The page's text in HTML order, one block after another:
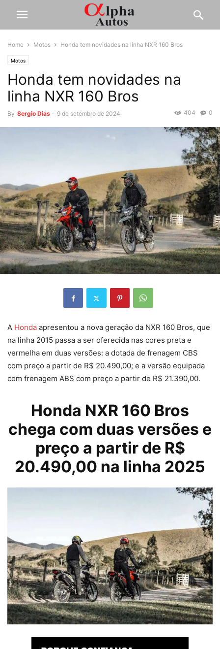
Home Motos Honda tem novidades na linha NXR 160 Bros
Motos
Honda tem novidades na
linha NXR 160 Bros
By Sergio Dias - 9 de setembro de 2024 0
404
A Honda apresentou a nova geração da NXR 160 Bros, que
na linha 2015 passa a ser oferecida nas cores preta e
vermelha em duas versões: a dotada de frenagem CBS
com preço a partir de R$ 20.490,00; e a versão equipada
com frenagem ABS com preço a partir de R$ 21.390,00.
Honda NXR 160 Bros
chega com duas versões e
preço a partir de R$
20.490,00 na linha 2025